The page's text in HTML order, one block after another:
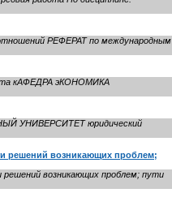
РЕФЕРАТ по международным
кАФЕДРА эКОНОМИКА
УНИВЕРСИТЕТ юридический
решений возникающих проблем;
возникающих проблем; пути